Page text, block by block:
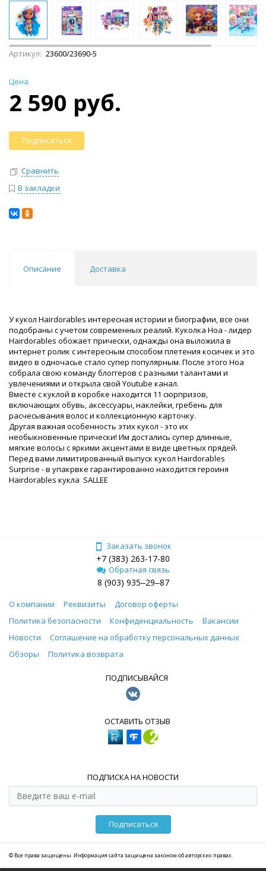
Артикул: 23600/23690-5
Цена
2 590 руб.
Подписаться
Сравнить
В закладки
Описание Доставка
У кукол Hairdorables интересная истории и биографии, все они
подобраны с учетом современных реалий. Куколка Ноа - лидер
Hairdorables обожает прически, однажды она выложила в
интернет ролик с интересным способом плетения косичек и это
видео в одночасье стало супер популярным. После этого Ноа
собрала свою команду блоггеров с разными талантами и
увлечениями и открыла свой Youtube канал.
Вместе с куклой в коробке находится 11 сюрпризов,
включающих обувь, аксессуары, наклейки, гребень для
расчесывания волос и коллекционную карточку.
Другая важная особенность этих кукол - это их
необыкновенные прически! Им достались супер длинные,
мягкие волосы с яркими акцентами в виде цветных прядей.
Перед вами лимитированный выпуск кукол Hairdorables
Surprise - в упакрвке гарантированно находится героиня
Hairdorables кукла SALLEE
Заказать звонок
+7 (383) 263-17-80
Обратная связь
8 (903) 935‒29‒87
О компании Реквизиты
Договор оферты
Политика безопасности
Конфиденциальность
Вакансии
Новости
Соглашение на обработку персональных данных
Обзоры
Политика возврата
ПОДПИСЫВАЙСЯ
ОСТАВИТЬ ОТЗЫВ
ПОДПИСКА НА НОВОСТИ
Подписаться
© Все права защищены. Информация сайта защищена законом об авторских правах.